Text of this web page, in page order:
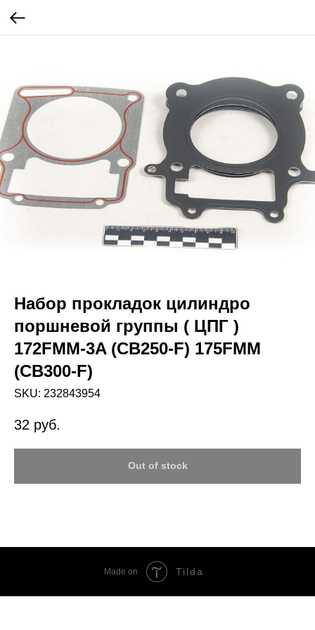
Набор прокладок цилиндро
поршневой группы ( ЦПГ )
172FMM-3A (CB250-F) 175FMM
(CB300-F)
SKU: 232843954
32 руб.
Out of stock
Made on Tilda